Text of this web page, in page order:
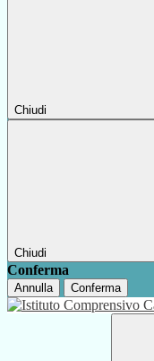
Chiudi
Chiudi
Conferma
Annulla Conferma